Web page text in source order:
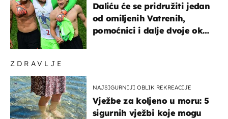
ZDRAVLJE
NAJSIGURNIJI OBLIK REKREACIJE
Vježbe za koljeno u moru: 5
sigurnih vježbi koje mogu
Daliću će se pridružiti jedan
od omiljenih Vatrenih,
pomoćnici i dalje dvoje oko